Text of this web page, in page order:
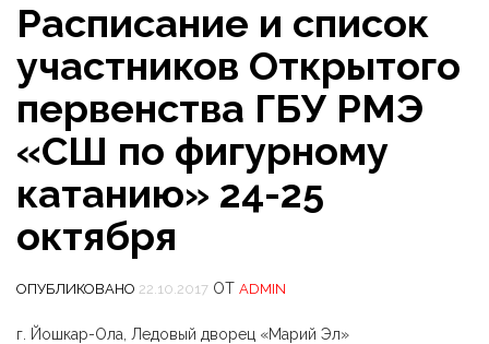
Расписание и список
участников Открытого
первенства ГБУ РМЭ
«СШ по фигурному
катанию» 24-25
октября
ОПУБЛИКОВАНО 22.10.2017 ОТ ADMIN
г. Йошкар-Ола, Ледовый дворец «Марий Эл»